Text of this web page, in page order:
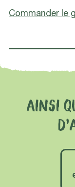
Commander le
AINSI